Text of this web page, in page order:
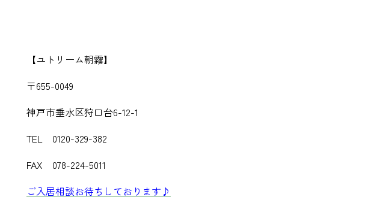
【ユトリーム朝霧】
〒655-0049
神戸市垂水区狩口台6-12-1
TEL 0120-329-382
FAX 078-224-5011
ご入居相談お待ちしております♪